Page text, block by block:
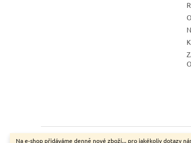
Na e-shop přidáváme denně nové zboží... pro jakékoliv dotazy